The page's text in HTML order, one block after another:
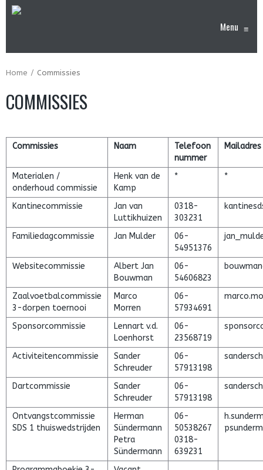
Menu ≡
Home Commissies
COMMISSIES
Commissies Naam
Telefoon
nummer
Mailadres
Materialen /
onderhoud commissie
Henk van de
Kamp
* *
Kantinecommissie
Jan van
Luttikhuizen
0318-
303231
Familiedagcommissie Jan Mulder
06-
54951376
Websitecommissie
Albert Jan
Bouwman
06-
54606823
Zaalvoetbalcommissie
3-dorpen toernooi
Marco
Morren
06-
57934691
Sponsorcommissie
Lennart v.d.
Loenhorst
06-
23568719
Activiteitencommissie
Sander
Schreuder
06-
57913198
Dartcommissie
Sander
Schreuder
06-
57913198
Ontvangstcommissie
SDS 1 thuiswedstrijden
Herman
Sündermann
Petra
Sündermann
06-
50538267
0318-
639231